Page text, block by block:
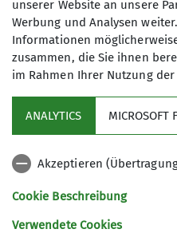
Details
Über den Verein
Service
Sektion Markt Schwaben des
unserer Website an unsere
Werbung und Analysen
Informationen
zusammen, die Sie ihnen
im Rahmen Ihrer Nutzung
ANALYTICS MICROSOFT
Akzeptieren
Cookie Beschreibung
Verwendete Cookies